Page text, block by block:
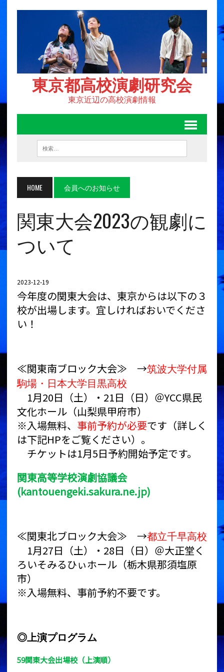
東京都高校演劇研究会
東京近辺の高校演劇情報
HOME 会員へのお知らせ
関東大会2023の観劇に
ついて
2023-12-19
今年度の関東大会は、東京からは以下の３
校が出場します。宜しければおいでくださ
い！
≪関東南ブロック大会≫ →筑波大学付属
駒場・日本大学目黒高校
1月20日（土）・21日（日）＠YCC県民
文化ホール（山梨県甲府市）
※入場無料、 事前予約が必要です（詳しく
は下記HPをご覧ください）。
チケットは1月5日予約開始予定です。
関東高等学校演劇協議会
(kantouengeki.sakura.ne.jp)
≪関東北ブロック大会≫ →都立千早高校
1月27日（土）・28日（日）＠大正堂く
ろいそみるひぃホール（栃木県那須塩原
市）
※入場無料、事前予約不要です。
◎上演プログラム
59関東大会出場校（上演順）